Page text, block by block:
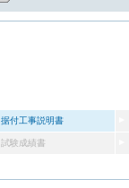
据付工事説明書
試験成績書